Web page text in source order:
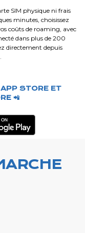
SIM physique ni frais
minutes, choisissez
coûts de roaming, avec
dans plus de 200
directement depuis
STORE ET
📲